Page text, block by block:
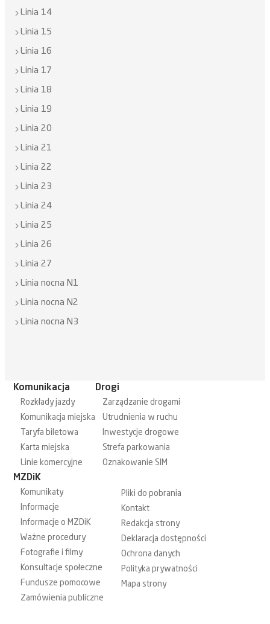
Linia 14
Linia 15
Linia 16
Linia 17
Linia 18
Linia 19
Linia 20
Linia 21
Linia 22
Linia 23
Linia 24
Linia 25
Linia 26
Linia 27
Linia nocna N1
Linia nocna N2
Linia nocna N3
Komunikacja
Rozkłady jazdy
Komunikacja miejska
Taryfa biletowa
Karta miejska
Linie komercyjne
Drogi
Zarządzanie drogami
Utrudnienia w ruchu
Inwestycje drogowe
Strefa parkowania
Oznakowanie SIM
MZDiK
Komunikaty
Informacje
Informacje o MZDiK
Ważne procedury
Fotografie i filmy
Konsultacje społeczne
Fundusze pomocowe
Zamówienia publiczne
Pliki do pobrania
Kontakt
Redakcja strony
Deklaracja dostępności
Ochrona danych
Polityka prywatności
Mapa strony